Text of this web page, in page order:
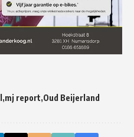
mj report Oud Beijerland